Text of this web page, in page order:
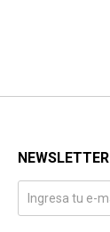
NEWSLETTER